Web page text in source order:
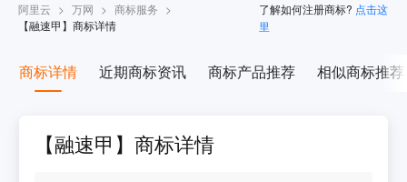
阿里云 > 万网 > 商标服务 >
【融速甲】商标详情
了解如何注册商标? 点击这
里
商标详情 近期商标资讯 商标产品推荐 相似商标推荐
【融速甲】商标详情